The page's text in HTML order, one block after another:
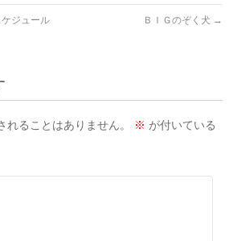
ジュール
ＢＩＧのぞく犬 →
れることはありません。 ※ が付いている